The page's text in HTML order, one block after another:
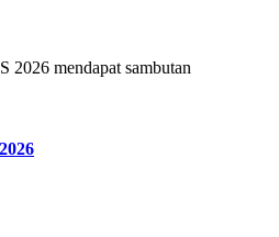
mendapat sambutan